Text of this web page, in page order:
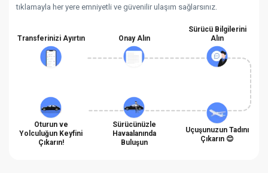
tıklamayla her yere emniyetli ve güvenilir ulaşım sağlarsınız.
Transferinizi Ayırtın Onay Alın
Sürücü Bilgilerini
Alın
Oturun ve
Yolculuğun Keyfini
Çıkarın!
Sürücünüzle
Havaalanında
Buluşun
Uçuşunuzun Tadını
Çıkarın 😊